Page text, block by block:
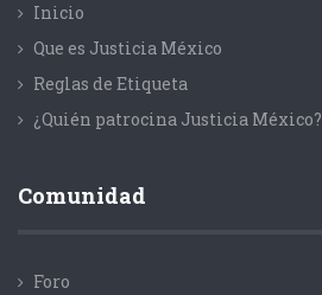
Inicio
Que es Justicia México
Reglas de Etiqueta
¿Quién patrocina Justicia México?
Comunidad
Foro